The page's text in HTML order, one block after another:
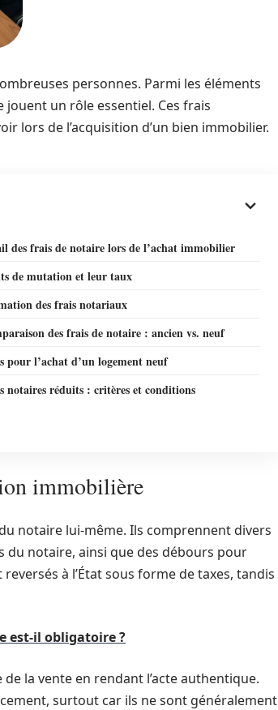
personnes. Parmi les éléments
un rôle essentiel. Ces frais
lors de l’acquisition d’un bien immobilier.
des frais de notaire lors de l’achat immobilier
de mutation et leur taux
des frais notariaux
des frais de notaire : ancien vs. neuf
pour l’achat d’un logement neuf
notaires réduits : critères et conditions
immobilière
notaire lui-même. Ils comprennent divers
du notaire, ainsi que des débours pour
à l’État sous forme de taxes, tandis
est-il obligatoire ?
la vente en rendant l’acte authentique.
surtout car ils ne sont généralement